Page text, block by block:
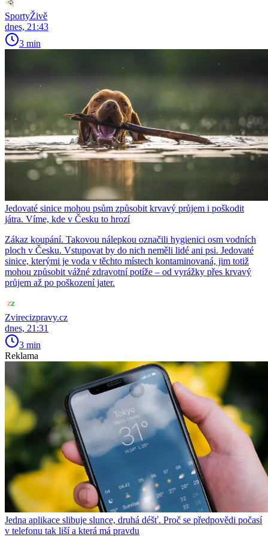
SportyŽivě
dnes, 21:43
3 min
Jedovaté sinice mohou psům způsobit krvavý průjem i poškodit
játra. Víme, kde v Česku to hrozí
Zákaz koupání. Takovou nálepkou označili hygienici osm vodních
ploch v Česku. Vstupovat by do nich neměli lidé ani psi. Jedovaté
sinice, kterými je voda v těchto místech kontaminovaná, jim totiž
mohou způsobit vážné zdravotní potíže – od vyrážky přes krvavý
průjem až po poškození jater.
Zvirecizpravy.cz
dnes, 21:31
3 min
Reklama
Jedna aplikace slibuje slunce, druhá déšť. Proč se předpovědi počasí
v telefonu tak liší a která má pravdu